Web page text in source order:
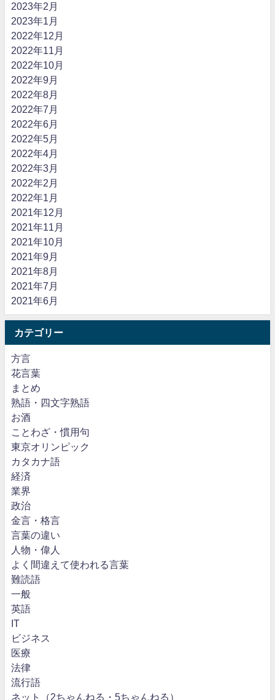
2023年2月
2023年1月
2022年12月
2022年11月
2022年10月
2022年9月
2022年8月
2022年7月
2022年6月
2022年5月
2022年4月
2022年3月
2022年2月
2022年1月
2021年12月
2021年11月
2021年10月
2021年9月
2021年8月
2021年7月
2021年6月
カテゴリー
方言
花言葉
まとめ
熟語・四文字熟語
お酒
ことわざ・慣用句
東京オリンピック
カタカナ語
経済
業界
政治
金言・格言
言葉の違い
人物・偉人
よく間違えて使われる言葉
難読語
一般
英語
IT
ビジネス
医療
法律
流行語
ネット（2ちゃんねる・5ちゃんねる）